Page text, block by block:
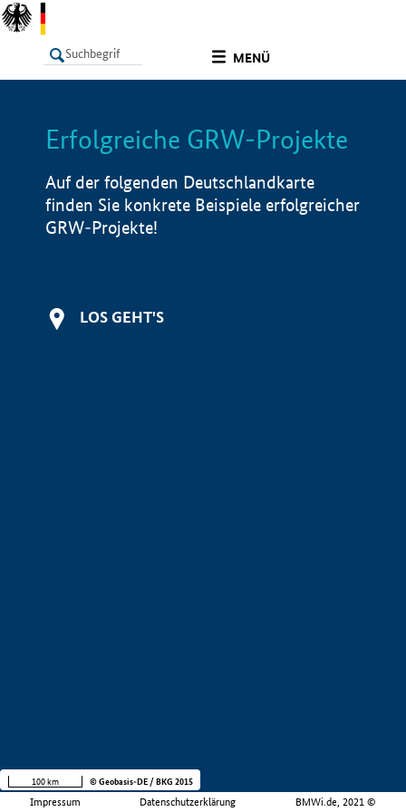
MENÜ
LISTE Info
Erfolgreiche GRW-Projekte
Auf der folgenden Deutschlandkarte
finden Sie konkrete Beispiele erfolgreicher
GRW-Projekte!
LOS GEHT'S
Impressum Datenschutzerklärung BMWi.de, 2021 ©
100 km © Geobasis-DE / BKG 2015